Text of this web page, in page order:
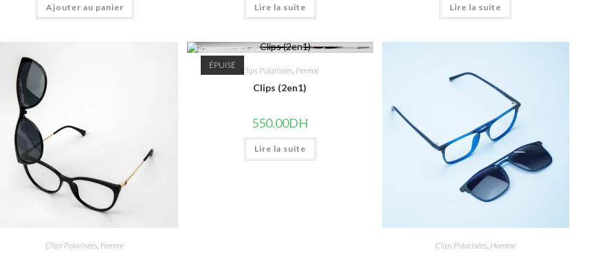
Ajouter au panier Lire la suite Lire la suite
Clips Polarisées, Femme
ÉPUISÉ
Clips Polarisées Femme
Clips (2en1)
550.00DH
Lire la suite
Clips Polarisées, Homme